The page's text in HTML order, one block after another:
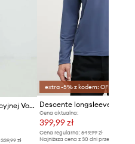
Viking komplet bielizny funkcyjnej Volcanic
339,99 zł
extra -5% z kodem: OFF*
Cena aktualna:
399,99 zł
Cena regularna: 549,99 zł
Najniższa cena z 30 dni przed obniżką: